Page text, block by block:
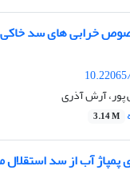
خرابی های سد
آرش آذری
3.14 M
آب از سد